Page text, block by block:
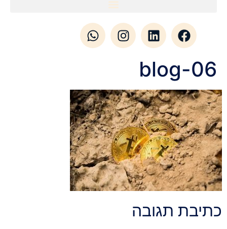
blog-06
כתיבת תגובה